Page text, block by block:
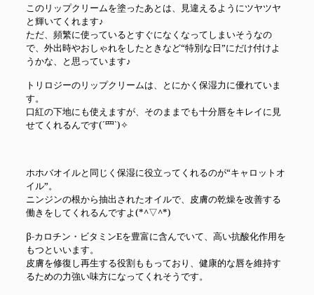
このリップクリームを塗ったあとは、見違えるようにツヤツヤ
と輝いてくれます♪
ただ、頻繁に使っているとすぐになくなってしまいそうなの
で、外出時やおしゃれをしたときなど“特別な日”にだけ付けよ
うかな、と思っています♪
トリロジーのリップクリームは、とにかく保湿力に優れていま
す。
口紅の下地にも使えますが、そのままでも十分唇をキレイに見
せてくれるんです(´罒`)✧
ホホバオイルと同じく保湿に役立ってくれるのが“キャロットオ
イル”。
ニンジンの根から抽出されたオイルで、皮膚の乾燥を改善する
働きをしてくれるんですよ(*^▽^*)
β-カロチン・ビタミンEを豊富に含んでいて、高い抗酸化作用を
もつといいます。
皮膚を修復し再生する役割ももっており、健康的な唇を維持す
るための力強い味方になってくれそうです。